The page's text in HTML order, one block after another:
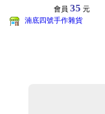
會員 35 元
湳底四號手作雜貨